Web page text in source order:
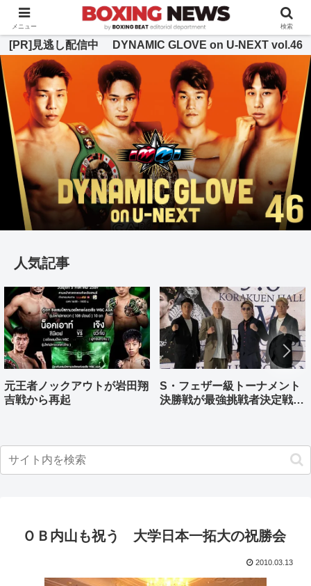
BOXING BEAT [ボクシング・ビート] 公式サイト
[PR]見逃し配信中 DYNAMIC GLOVE on U-NEXT vol.46
人気記事
元王者ノックアウトが岩田翔
吉戦から再起
S・フェザー級トーナメント
決勝戦が最強挑戦者決定戦兼
ＯＢ内山も祝う 大学日本一拓大の祝勝会
2010.03.13
メニュー 検索